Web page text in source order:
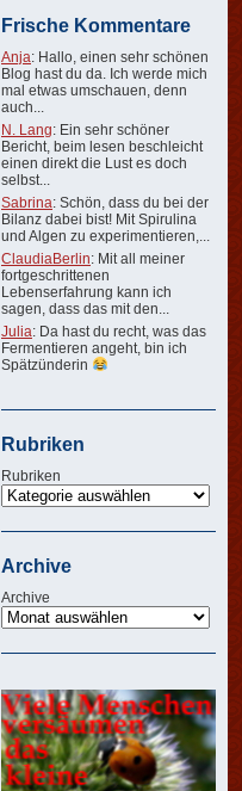
Frische Kommentare
Anja: Hallo, einen sehr schönen
Blog hast du da. Ich werde mich
mal etwas umschauen, denn
auch...
N. Lang: Ein sehr schöner
Bericht, beim lesen beschleicht
einen direkt die Lust es doch
selbst...
Sabrina: Schön, dass du bei der
Bilanz dabei bist! Mit Spirulina
und Algen zu experimentieren,...
ClaudiaBerlin: Mit all meiner
fortgeschrittenen
Lebenserfahrung kann ich
sagen, dass das mit den...
Julia: Da hast du recht, was das
Fermentieren angeht, bin ich
Spätzünderin
Rubriken
Rubriken
Archive
Archive